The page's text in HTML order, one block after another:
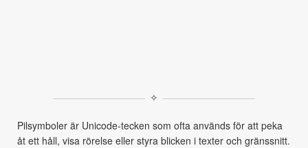
✧
Pilsymboler är Unicode-tecken som ofta används för att peka
åt ett håll, visa rörelse eller styra blicken i texter och gränssnitt.